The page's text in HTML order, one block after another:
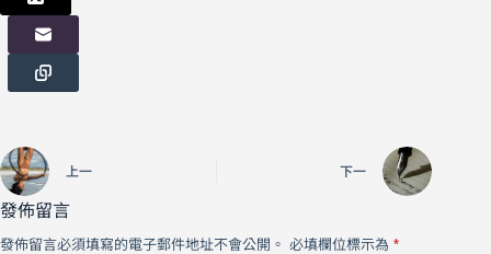
上一 下一
發佈留言
發佈留言必須填寫的電子郵件地址不會公開。 必填欄位標示為 *